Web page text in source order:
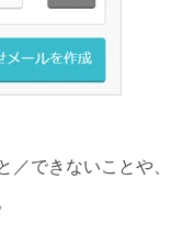
できないことや、